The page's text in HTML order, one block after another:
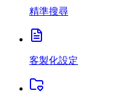
精準搜尋
客製化設定